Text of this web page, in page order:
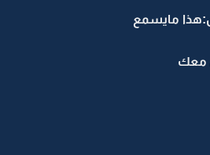
مايسمع
معك